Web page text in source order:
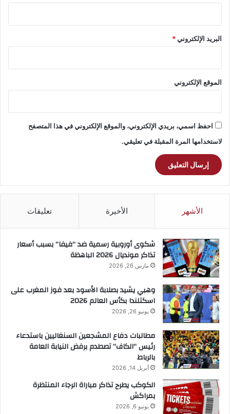
البريد الإلكتروني*
الموقع الإلكتروني
احفظ اسمي، بريدي الإلكتروني، والموقع الإلكتروني في هذا المتصفح
لاستخدامها المرة المقبلة في تعليقي.
الأشهر الأخيرة تعليقات
شكوى أوروبية رسمية ضد “فيفا” بسبب أسعار
تذاكر مونديال 2026 الباهظة
مارس 26, 2026
وهبي يشيد بصلابة الأسود بعد فوز المغرب على
اسكتلندا بكأس العالم 2026
يونيو 26, 2026
مطالبات دفاع المشجعين السنغاليين باستدعاء
رئيس “الكاف” تصطدم برفض النيابة العامة
بالرباط
أبريل 14, 2026
الكوكب يطرح تذاكر مباراة الرجاء المنتظرة
بمراكش
يونيو 6, 2026